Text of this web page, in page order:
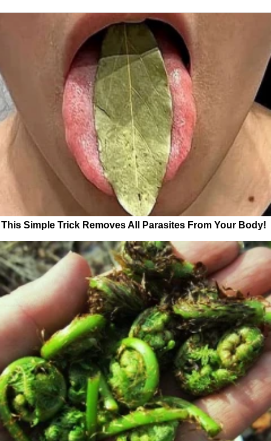
This Simple Trick Removes All Parasites From Your Body!